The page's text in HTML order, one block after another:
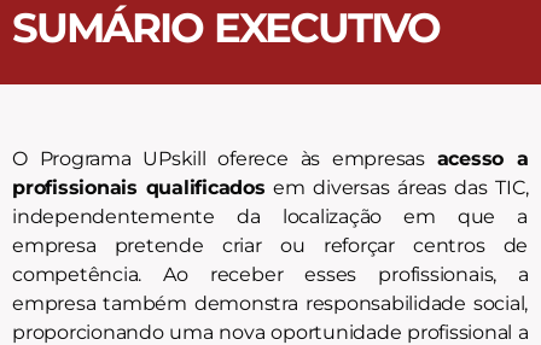
SUMÁRIO EXECUTIVO
O Programa UPskill oferece às empresas acesso a
profissionais qualificados em diversas áreas das TIC,
independentemente da localização em que a
empresa pretende criar ou reforçar centros de
competência. Ao receber esses profissionais, a
empresa também demonstra responsabilidade social,
proporcionando uma nova oportunidade profissional a